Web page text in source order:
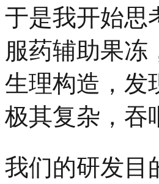
于是我开始思
服药辅助果冻
生理构造，发
极其复杂，吞
我们的研发目